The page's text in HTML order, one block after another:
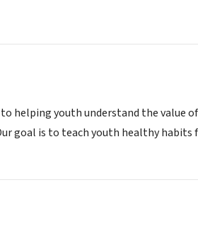
helping youth understand the value
goal is to teach youth healthy habits